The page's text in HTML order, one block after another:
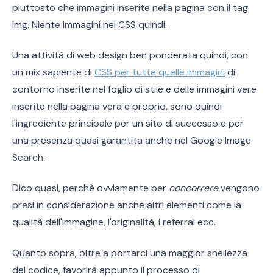
piuttosto che immagini inserite nella pagina con il tag
img. Niente immagini nei CSS quindi.
Una attività di web design ben ponderata quindi, con
un mix sapiente di CSS per tutte quelle immagini di
contorno inserite nel foglio di stile e delle immagini vere
inserite nella pagina vera e proprio, sono quindi
l'ingrediente principale per un sito di successo e per
una presenza quasi garantita anche nel Google Image
Search.
Dico quasi, perchè ovviamente per concorrerevengono
presi in considerazione anche altri elementi come la
qualità dell'immagine, l'originalità, i referral ecc.
Quanto sopra, oltre a portarci una maggior snellezza
del codice, favorirà appunto il processo di